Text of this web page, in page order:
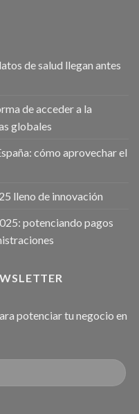
de salud llegan antes
de acceder a la
globales
cómo aprovechar el
lleno de innovación
potenciando pagos
potenciar tu negocio en